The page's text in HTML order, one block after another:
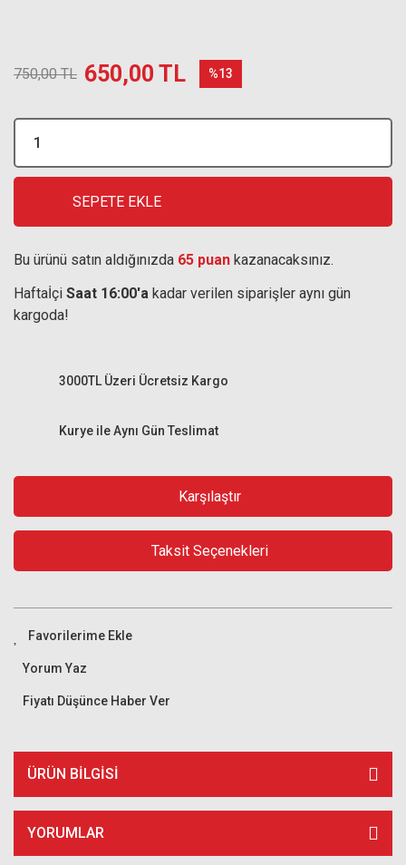
750,00 TL 650,00 TL %13
SEPETE EKLE
Bu ürünü satın aldığınızda 65 puan kazanacaksınız.
Haftaİçi Saat 16:00'a kadar verilen siparişler aynı gün
kargoda!
Kurye ile Aynı Gün Teslimat
3000TL Üzeri Ücretsiz Kargo
Karşılaştır
Taksit Seçenekleri
Yorum Yaz
Fiyatı Düşünce Haber Ver
ÜRÜN BILGISI
YORUMLAR